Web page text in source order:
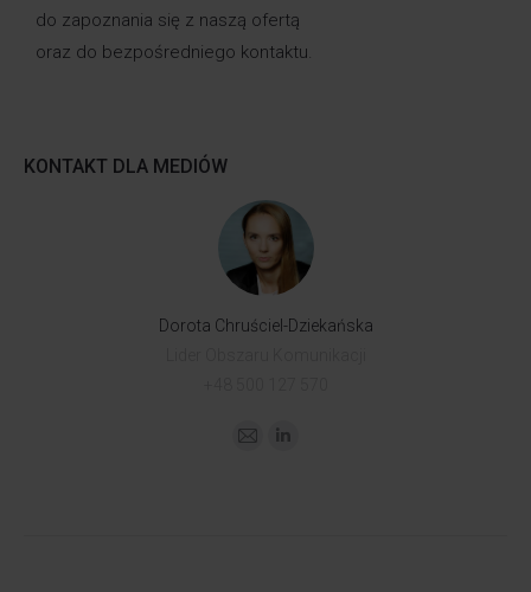
do zapoznania się z naszą ofertą
oraz do bezpośredniego kontaktu.
KONTAKT DLA MEDIÓW
Dorota Chruściel-Dziekańska